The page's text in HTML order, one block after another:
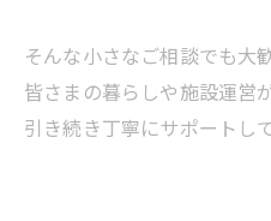
そんな小さなご相談でも大
皆さまの暮らしや施設運営
引き続き丁寧にサポートし